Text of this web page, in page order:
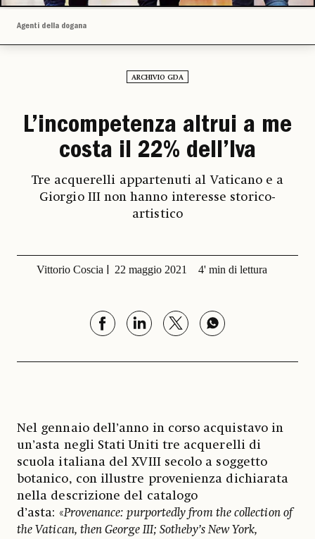
Agenti della dogana
ARCHIVIO GDA
L’incompetenza altrui a me
costa il 22% dell’Iva
Tre acquerelli appartenuti al Vaticano e a
Giorgio III non hanno interesse storico-
artistico
Vittorio Coscia 22 maggio 2021 4' min di lettura
Nel gennaio dell’anno in corso acquistavo in
un’asta negli Stati Uniti tre acquerelli di
scuola italiana del XVIII secolo a soggetto
botanico, con illustre provenienza dichiarata
nella descrizione del catalogo
d’asta: «Provenance: purportedly from the collection of
the Vatican, then George III; Sotheby’s New York,